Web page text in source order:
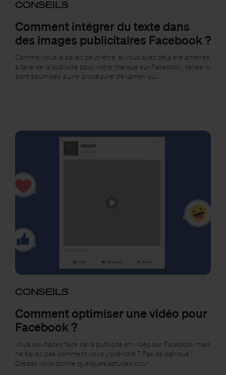
CONSEILS
Comment intégrer du texte dans
des images publicitaires Facebook ?
Comme vous le savez peut-être, si vous avez déjà été amenés
à faire de la publicité pour votre marque sur Facebook, celles-ci
sont soumises à une procédure d’examen qui…
CONSEILS
Comment optimiser une vidéo pour
Facebook ?
Vous souhaitez faire de la publicité en vidéo sur Facebook mais
ne savez pas comment vous y prendre ? Pas de panique !
Creads vous donne quelques astuces pour…